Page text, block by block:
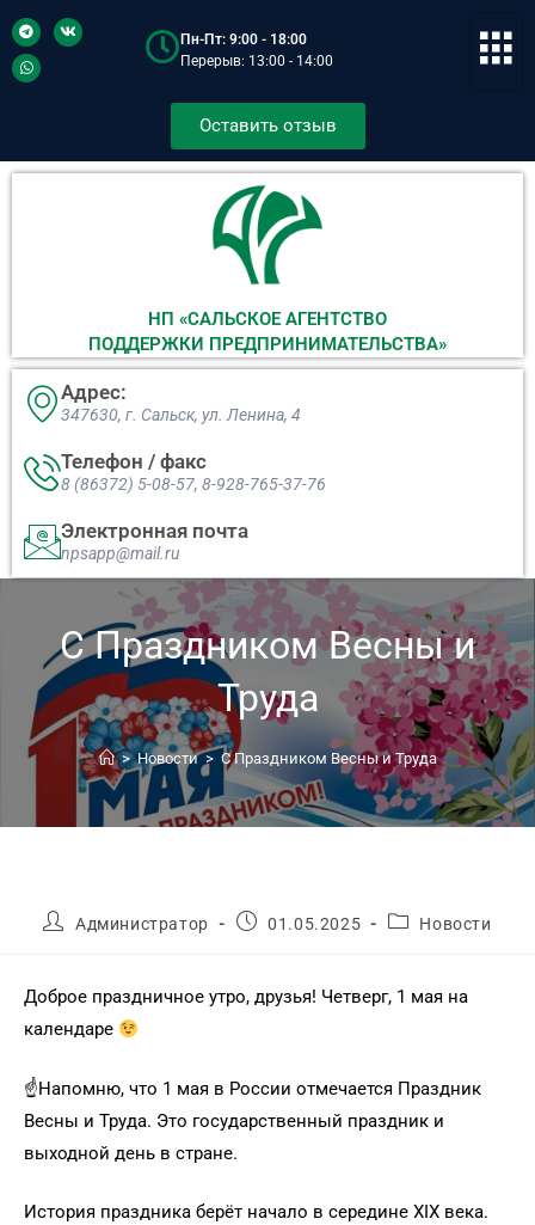
Пн-Пт: 9:00 - 18:00
Перерыв: 13:00 - 14:00
Оставить отзыв
НП «САЛЬСКОЕ АГЕНТСТВО
ПОДДЕРЖКИ ПРЕДПРИНИМАТЕЛЬСТВА»
Адрес:
347630, г. Сальск, ул. Ленина, 4​
Телефон / факс
8 (86372) 5-08-57, 8-928-765-37-76
Электронная почта
npsapp@mail.ru
С Праздником Весны и
Труда
> Новости > С Праздником Весны и Труда
Администратор 01.05.2025 Новости
Доброе праздничное утро, друзья! Четверг, 1 мая на
календаре
☝️Напомню, что 1 мая в России отмечается Праздник
Весны и Труда. Это государственный праздник и
выходной день в стране.
История праздника берёт начало в середине XIX века.